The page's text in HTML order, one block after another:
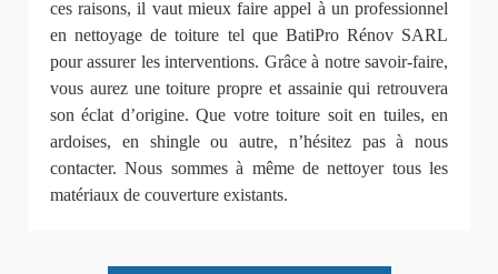
ces raisons, il vaut mieux faire appel à un professionnel
en nettoyage de toiture tel que BatiPro Rénov SARL
pour assurer les interventions. Grâce à notre savoir-faire,
vous aurez une toiture propre et assainie qui retrouvera
son éclat d’origine. Que votre toiture soit en tuiles, en
ardoises, en shingle ou autre, n’hésitez pas à nous
contacter. Nous sommes à même de nettoyer tous les
matériaux de couverture existants.